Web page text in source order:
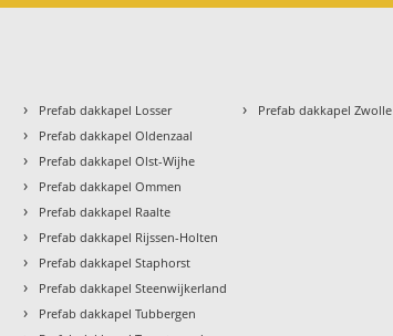
› Prefab dakkapel Losser
› Prefab dakkapel Oldenzaal
› Prefab dakkapel Olst-Wijhe
› Prefab dakkapel Ommen
› Prefab dakkapel Raalte
› Prefab dakkapel Rijssen-Holten
› Prefab dakkapel Staphorst
› Prefab dakkapel Steenwijkerland
› Prefab dakkapel Tubbergen
› Prefab dakkapel Zwolle